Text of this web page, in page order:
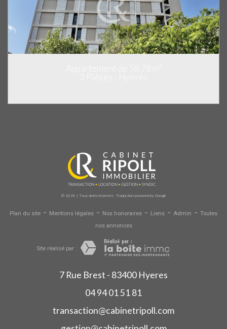
© 2026 | Tous droits réservés - Traduction powered by Google
Plan du site - Mentions légales - Nos honoraires - Liens - Admin - Toutes
nos annonces
Site réalisé par :
7 Rue Brest - 83400 Hyeres
04 94 01 51 81
transaction@cabinetripoll.com